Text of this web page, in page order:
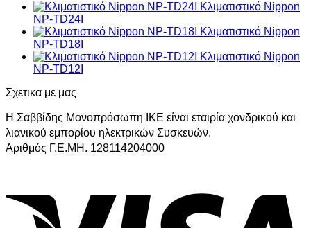
Κλιματιστικό Nippon
NP-TD24I
Κλιματιστικό Nippon
NP-TD18I
Κλιματιστικό Nippon
NP-TD12I
Σχετικα με μας
Η Σαββίδης Μονοπρόσωπη ΙΚΕ είναι εταιρία χονδρικού και
λιανικού εμπορίου ηλεκτρικών Συσκευών.
Αριθμός Γ.Ε.ΜΗ. 128114204000